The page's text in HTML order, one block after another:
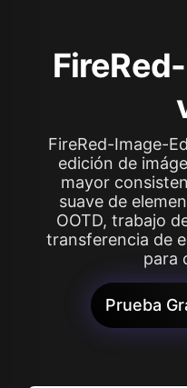
FireRed-Image-
edición de
mayor
suave de
OOTD, trabajo
transferencia de
para
Prueba